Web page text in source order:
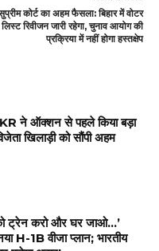
कोर्ट का अहम फैसला: बिहार में वोटर
लिस्ट रिवीजन जारी रहेगा, चुनाव आयोग की
प्रक्रिया में नहीं होगा हस्तक्षेप
ने ऑक्शन से पहले किया बड़ा
खिलाड़ी को सौंपी अहम
को ट्रेन करो और घर जाओ…’
H-1B वीजा प्लान; भारतीय